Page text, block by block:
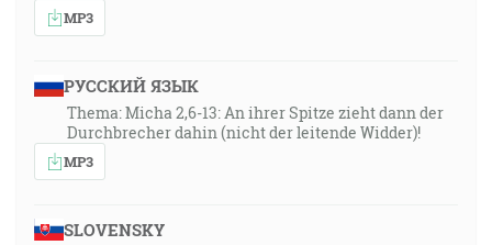
MP3
РУССКИЙ ЯЗЫК
Thema: Micha 2,6-13: An ihrer Spitze zieht dann der
Durchbrecher dahin (nicht der leitende Widder)!
MP3
SLOVENSKY